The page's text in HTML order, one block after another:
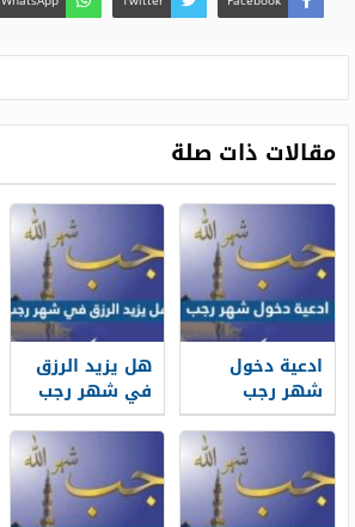
مقالات ذات صلة
ادعية دخول
شهر رجب
مكتوبة كاملة
1447
هل يزيد الرزق
في شهر رجب
مع الدليل